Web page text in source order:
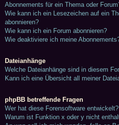
Abonnements für ein Thema oder
Wie kann ich ein Lesezeichen auf ein
abonnieren?
Wie kann ich ein Forum abonnieren?
Wie deaktiviere ich meine
Dateianhänge
Welche Dateianhänge sind in diesem
Kann ich eine Übersicht all meiner
phpBB betreffende Fragen
Wer hat diese Forensoftware entwickelt?
Warum ist Funktion x oder y nicht